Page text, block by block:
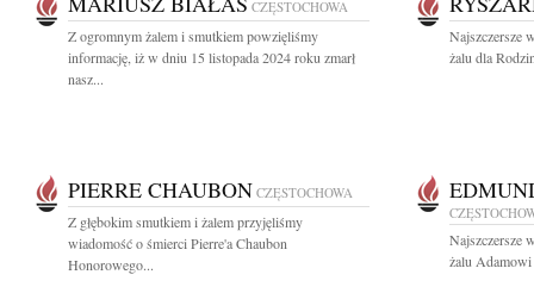
CZĘSTOCHOWA
Z ogromnym żalem i smutkiem powzięliśmy
informację, iż w dniu 15 listopada 2024 roku zmarł
nasz...
Najszczersze
żalu dla
PIERRE CHAUBON CZĘSTOCHOWA
Z głębokim smutkiem i żalem przyjęliśmy
wiadomość o śmierci Pierre'a Chaubon
Honorowego...
Najszczersze
żalu